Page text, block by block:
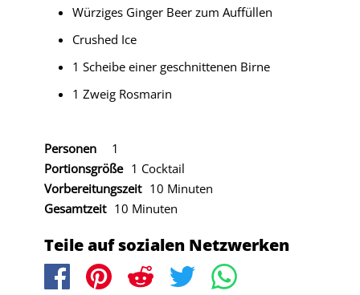
Würziges Ginger Beer zum Auffüllen
Crushed Ice
1 Scheibe einer geschnittenen Birne
1 Zweig Rosmarin
Personen
1
Portionsgröße 1 Cocktail
Vorbereitungszeit 10 Minuten
Gesamtzeit 10 Minuten
Teile auf sozialen Netzwerken